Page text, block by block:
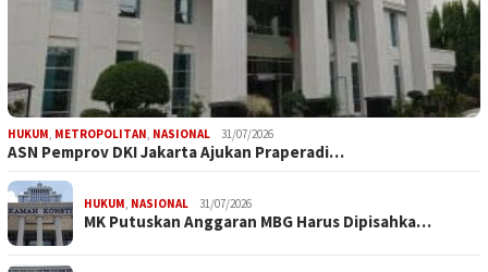
HUKUM, METROPOLITAN, NASIONAL 31/07/2026
ASN Pemprov DKI Jakarta Ajukan Praperadi…
HUKUM, NASIONAL 31/07/2026
MK Putuskan Anggaran MBG Harus Dipisahka…